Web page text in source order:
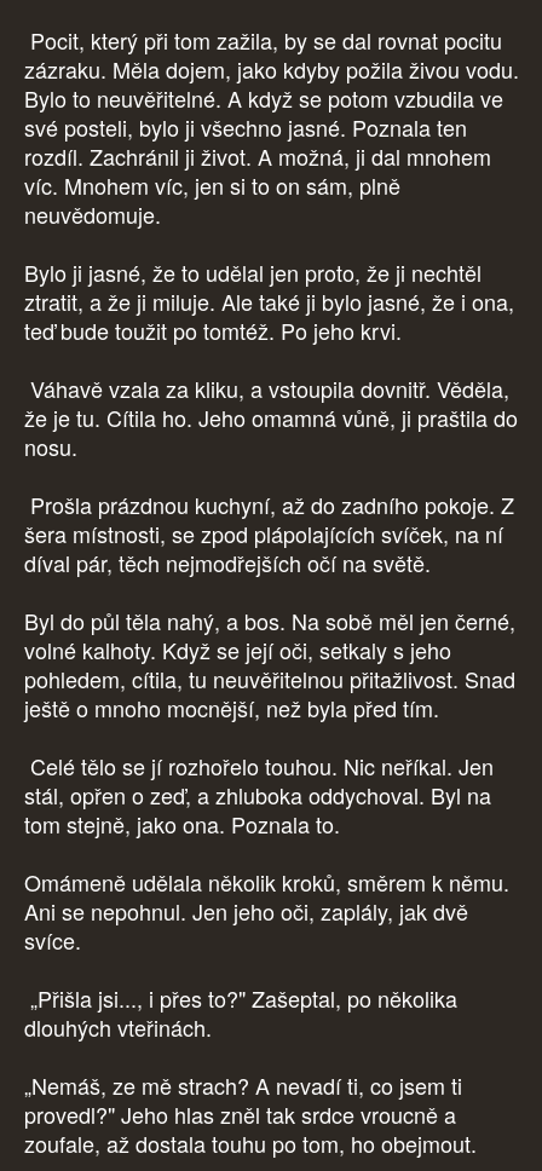
Pocit, který při tom zažila, by se dal rovnat pocitu
zázraku. Měla dojem, jako kdyby požila živou vodu.
Bylo to neuvěřitelné. A když se potom vzbudila ve
své posteli, bylo ji všechno jasné. Poznala ten
rozdíl. Zachránil ji život. A možná, ji dal mnohem
víc. Mnohem víc, jen si to on sám, plně
neuvědomuje.
Bylo ji jasné, že to udělal jen proto, že ji nechtěl
ztratit, a že ji miluje. Ale také ji bylo jasné, že i ona,
teď bude toužit po tomtéž. Po jeho krvi.
Váhavě vzala za kliku, a vstoupila dovnitř. Věděla,
že je tu. Cítila ho. Jeho omamná vůně, ji praštila do
nosu.
Prošla prázdnou kuchyní, až do zadního pokoje. Z
šera místnosti, se zpod plápolajících svíček, na ní
díval pár, těch nejmodřejších očí na světě.
Byl do půl těla nahý, a bos. Na sobě měl jen černé,
volné kalhoty. Když se její oči, setkaly s jeho
pohledem, cítila, tu neuvěřitelnou přitažlivost. Snad
ještě o mnoho mocnější, než byla před tím.
Celé tělo se jí rozhořelo touhou. Nic neříkal. Jen
stál, opřen o zeď, a zhluboka oddychoval. Byl na
tom stejně, jako ona. Poznala to.
Omámeně udělala několik kroků, směrem k němu.
Ani se nepohnul. Jen jeho oči, zaplály, jak dvě
svíce.
„Přišla jsi..., i přes to?" Zašeptal, po několika
dlouhých vteřinách.
„Nemáš, ze mě strach? A nevadí ti, co jsem ti
provedl?" Jeho hlas zněl tak srdce vroucně a
zoufale, až dostala touhu po tom, ho obejmout.